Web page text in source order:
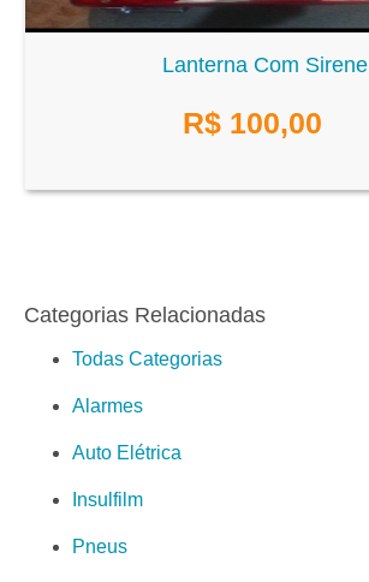
Lanterna Com Sirene
R$ 100,00
Categorias Relacionadas
Todas Categorias
Alarmes
Auto Elétrica
Insulfilm
Pneus